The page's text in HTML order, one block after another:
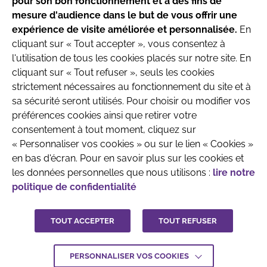
Ce site respecte les principes de la charte
HONcode .
Date de mise à jour du site : 4/08/2026
Site produit par l’Association
Française de Pédiatrie Ambulatoire
Recherche & Développement
QUI SOMMES-NOUS
CONTACTEZ-NOUS
CRÉDITS : LA JUNGLE
mesure d'audience dans le but de vous offrir une
expérience de visite améliorée et personnalisée. En
cliquant sur « Tout accepter », vous consentez à
l'utilisation de tous les cookies placés sur notre site. En
cliquant sur « Tout refuser », seuls les cookies
strictement nécessaires au fonctionnement du site et à
sa sécurité seront utilisés. Pour choisir ou modifier vos
préférences cookies ainsi que retirer votre
consentement à tout moment, cliquez sur
« Personnaliser vos cookies » ou sur le lien « Cookies »
en bas d'écran. Pour en savoir plus sur les cookies et
les données personnelles que nous utilisons : lire notre
politique de confidentialité
TOUT ACCEPTER TOUT REFUSER
PERSONNALISER VOS COOKIES